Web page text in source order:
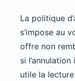
La politique
s’impose au
offre non
si
utile la